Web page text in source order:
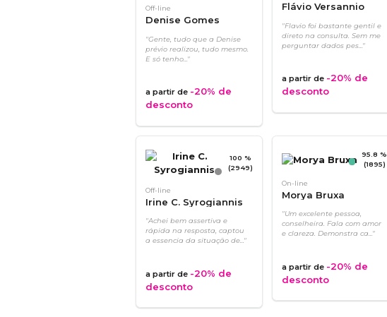
Off-line
Denise Gomes
Sensitiva
"Gente, tudo que a Denise
prévio realizou, tudo mesmo.
E só tenho..."
a partir de -20% de
desconto
Flávio Versannio
"Flavio foi bastante gentil e
direto na consulta. Sem me
perguntar dados pes..."
a partir de -20% de
desconto
100 %
(2949)
Off-line
Irine C. Syrogiannis
"Achei bem assertiva e
rápida na resposta, captou
a essencia da situação de..."
a partir de -20% de
desconto
95.8 %
(1895)
On-line
Morya Bruxa
"Um excelente pessoa,
conselheira. Fala com amor
e clareza. Demonstra ca..."
a partir de -20% de
desconto